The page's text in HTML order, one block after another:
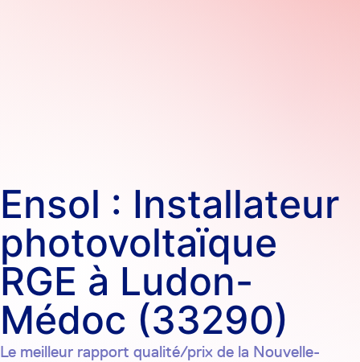
Ensol : Installateur
photovoltaïque
RGE à Ludon-
Médoc (33290)
Le meilleur rapport qualité/prix de la Nouvelle-